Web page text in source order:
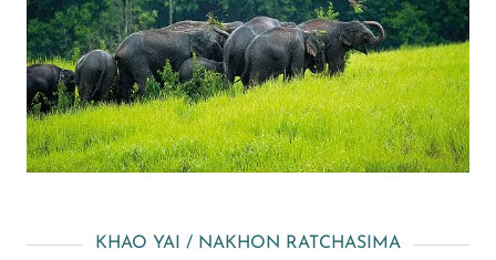
KHAO YAI / NAKHON RATCHASIMA